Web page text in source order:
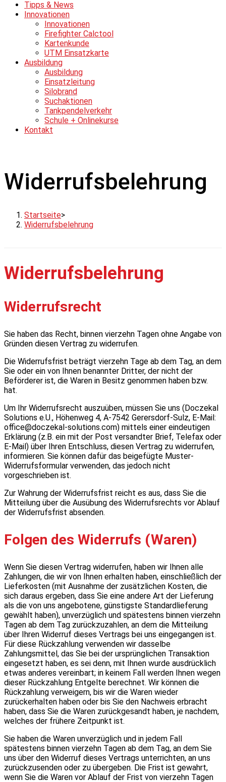
Tipps & News
Innovationen
Innovationen
Firefighter Calctool
Kartenkunde
UTM Einsatzkarte
Ausbildung
Ausbildung
Einsatzleitung
Silobrand
Suchaktionen
Tankpendelverkehr
Schule + Onlinekurse
Kontakt
Widerrufsbelehrung
Startseite>
Widerrufsbelehrung
Widerrufsbelehrung
Widerrufsrecht
Sie haben das Recht, binnen vierzehn Tagen ohne Angabe von
Gründen diesen Vertrag zu widerrufen.
Die Widerrufsfrist beträgt vierzehn Tage ab dem Tag, an dem
Sie oder ein von Ihnen benannter Dritter, der nicht der
Beförderer ist, die Waren in Besitz genommen haben bzw.
hat.
Um Ihr Widerrufsrecht auszuüben, müssen Sie uns (Doczekal
Solutions e.U., Höhenweg 4, A-7542 Gerersdorf-Sulz, E-Mail:
office@doczekal-solutions.com) mittels einer eindeutigen
Erklärung (z.B. ein mit der Post versandter Brief, Telefax oder
E-Mail) über Ihren Entschluss, diesen Vertrag zu widerrufen,
informieren. Sie können dafür das beigefügte Muster-
Widerrufsformular verwenden, das jedoch nicht
vorgeschrieben ist.
Zur Wahrung der Widerrufsfrist reicht es aus, dass Sie die
Mitteilung über die Ausübung des Widerrufsrechts vor Ablauf
der Widerrufsfrist absenden.
Folgen des Widerrufs (Waren)
Wenn Sie diesen Vertrag widerrufen, haben wir Ihnen alle
Zahlungen, die wir von Ihnen erhalten haben, einschließlich der
Lieferkosten (mit Ausnahme der zusätzlichen Kosten, die
sich daraus ergeben, dass Sie eine andere Art der Lieferung
als die von uns angebotene, günstigste Standardlieferung
gewählt haben), unverzüglich und spätestens binnen vierzehn
Tagen ab dem Tag zurückzuzahlen, an dem die Mitteilung
über Ihren Widerruf dieses Vertrags bei uns eingegangen ist.
Für diese Rückzahlung verwenden wir dasselbe
Zahlungsmittel, das Sie bei der ursprünglichen Transaktion
eingesetzt haben, es sei denn, mit Ihnen wurde ausdrücklich
etwas anderes vereinbart; in keinem Fall werden Ihnen wegen
dieser Rückzahlung Entgelte berechnet. Wir können die
Rückzahlung verweigern, bis wir die Waren wieder
zurückerhalten haben oder bis Sie den Nachweis erbracht
haben, dass Sie die Waren zurückgesandt haben, je nachdem,
welches der frühere Zeitpunkt ist.
Sie haben die Waren unverzüglich und in jedem Fall
spätestens binnen vierzehn Tagen ab dem Tag, an dem Sie
uns über den Widerruf dieses Vertrags unterrichten, an uns
zurückzusenden oder zu übergeben. Die Frist ist gewahrt,
wenn Sie die Waren vor Ablauf der Frist von vierzehn Tagen